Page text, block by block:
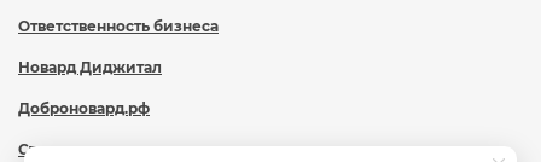
Ответственность бизнеса
Новард Диджитал
Доброновард.рф
Статьи